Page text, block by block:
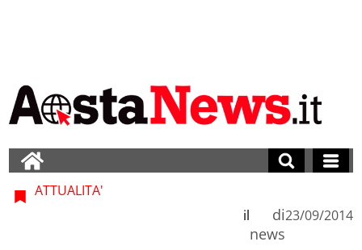
ATTUALITA'
di
news
il 23/09/2014